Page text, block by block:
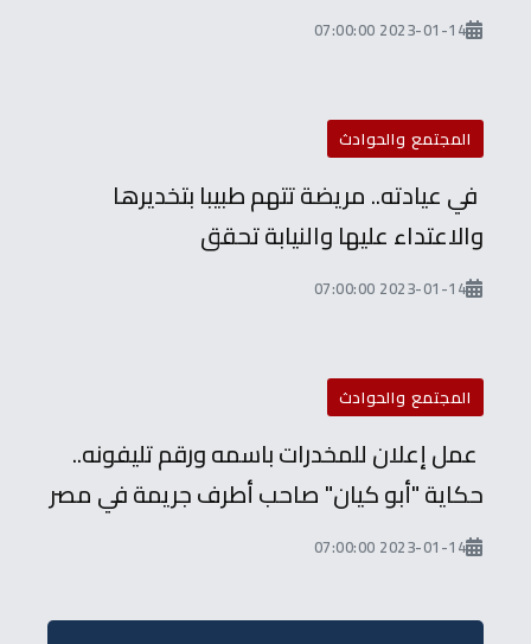
2023-01-14 07:00:00
المجتمع والحوادث
في عيادته.. مريضة تتهم طبيبا بتخديرها
والاعتداء عليها والنيابة تحقق
2023-01-14 07:00:00
المجتمع والحوادث
عمل إعلان للمخدرات باسمه ورقم تليفونه..
حكاية "أبو كيان" صاحب أطرف جريمة في مصر
2023-01-14 07:00:00